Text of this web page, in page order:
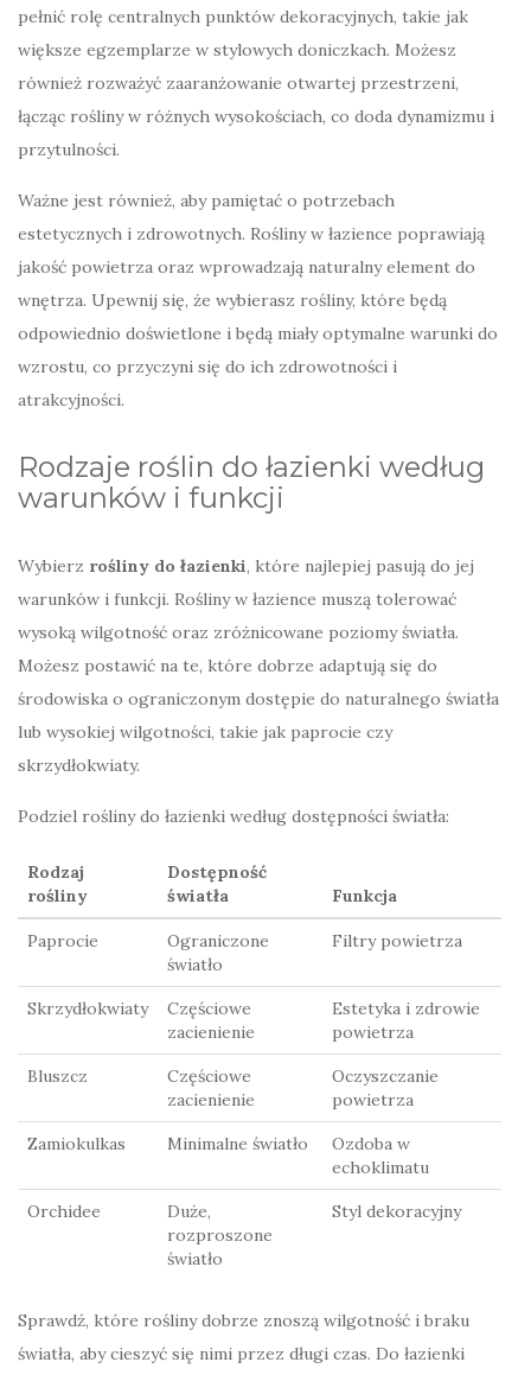
pełnić rolę centralnych punktów dekoracyjnych, takie jak
większe egzemplarze w stylowych doniczkach. Możesz
również rozważyć zaaranżowanie otwartej przestrzeni,
łącząc rośliny w różnych wysokościach, co doda dynamizmu i
przytulności.
Ważne jest również, aby pamiętać o potrzebach
estetycznych i zdrowotnych. Rośliny w łazience poprawiają
jakość powietrza oraz wprowadzają naturalny element do
wnętrza. Upewnij się, że wybierasz rośliny, które będą
odpowiednio doświetlone i będą miały optymalne warunki do
wzrostu, co przyczyni się do ich zdrowotności i
atrakcyjności.
Rodzaje roślin do łazienki według
warunków i funkcji
Wybierz rośliny do łazienki, które najlepiej pasują do jej
warunków i funkcji. Rośliny w łazience muszą tolerować
wysoką wilgotność oraz zróżnicowane poziomy światła.
Możesz postawić na te, które dobrze adaptują się do
środowiska o ograniczonym dostępie do naturalnego światła
lub wysokiej wilgotności, takie jak paprocie czy
skrzydłokwiaty.
Podziel rośliny do łazienki według dostępności światła:
Rodzaj
rośliny
Dostępność
światła
Funkcja
Paprocie
Ograniczone
światło
Filtry powietrza
Skrzydłokwiaty
Częściowe
zacienienie
Estetyka i zdrowie
powietrza
Bluszcz
Częściowe
zacienienie
Oczyszczanie
powietrza
Zamiokulkas Minimalne światło
Ozdoba w
echoklimatu
Orchidee
Duże,
rozproszone
światło
Styl dekoracyjny
Sprawdź, które rośliny dobrze znoszą wilgotność i braku
światła, aby cieszyć się nimi przez długi czas. Do łazienki